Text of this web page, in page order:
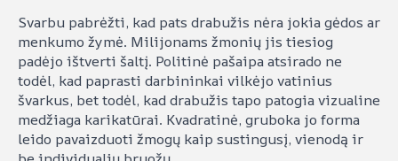
Svarbu pabrėžti, kad pats drabužis nėra jokia gėdos ar
menkumo žymė. Milijonams žmonių jis tiesiog
padėjo ištverti šaltį. Politinė pašaipa atsirado ne
todėl, kad paprasti darbininkai vilkėjo vatinius
švarkus, bet todėl, kad drabužis tapo patogia vizualine
medžiaga karikatūrai. Kvadratinė, gruboka jo forma
leido pavaizduoti žmogų kaip sustingusį, vienodą ir